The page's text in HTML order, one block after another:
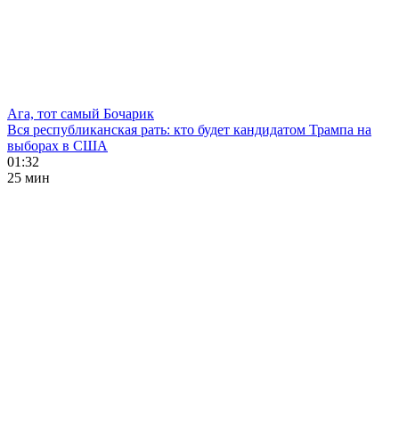
Ага, тот самый Бочарик
Вся республиканская рать: кто будет кандидатом Трампа на
выборах в США
01:32
25 мин